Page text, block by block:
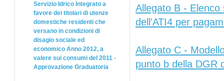
Servizio Idrico Integrato a
favore dei titolari di utenze
domestiche residenti che
versano in condizioni di
disagio sociale ed
economico Anno 2012, a
valere sui consumi del 2011 -
Approvazione Graduatoria
Allegato B -
dell'ATI4 per
Allegato C -
punto b della DGR